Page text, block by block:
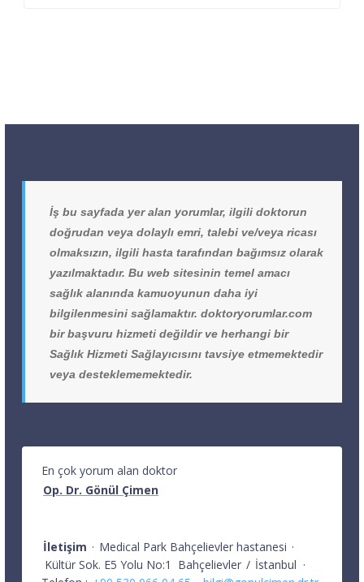
İş bu sayfada yer alan yorumlar, ilgili doktorun
doğrudan veya dolaylı emri, talebi ve/veya ricası
olmaksızın, ilgili hasta tarafından bağımsız olarak
yazılmaktadır. Bu web sitesinin temel amacı
sağlık alanında kamuoyunun daha iyi
bilgilenmesini sağlamaktır. doktoryorumlar.com
bir başvuru hizmeti değildir ve herhangi bir
Sağlık Hizmeti Sağlayıcısını tavsiye etmemektedir
veya desteklememektedir.
En çok yorum alan doktor
Op. Dr. Gönül Çimen
İletişim · Medical Park Bahçelievler hastanesi ·
Kültür Sok. E5 Yolu No:1
Bahçelievler / İstanbul ·